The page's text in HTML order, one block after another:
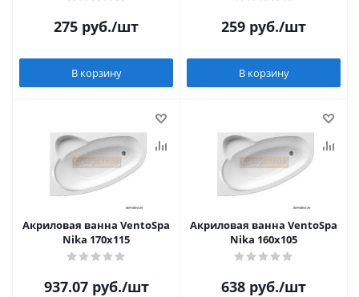
275 руб./шт
В корзину
259 руб./шт
В корзину
Акриловая ванна VentoSpa
Nika 170x115
937.07руб./шт
Акриловая ванна VentoSpa
Nika 160x105
638 руб./шт